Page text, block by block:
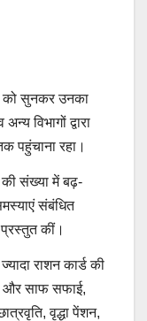
को सुनकर उनका
विभागों द्वारा
पहुंचाना रहा।
की संख्या में बढ़-
संबंधित
कीं।
राशन कार्ड की
और साफ सफाई,
वृद्धा पेंशन,